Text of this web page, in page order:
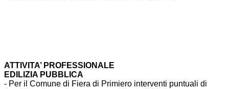
ATTIVITA’ PROFESSIONALE
EDILIZIA PUBBLICA
- Per il Comune di Fiera di Primiero interventi puntuali di